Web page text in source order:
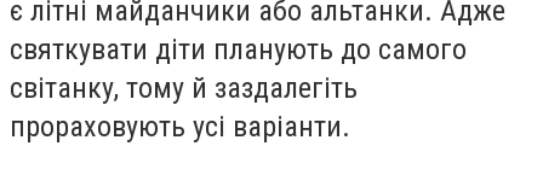
є літні майданчики або альтанки. Адже
святкувати діти планують до самого
світанку, тому й заздалегіть
прораховують усі варіанти.